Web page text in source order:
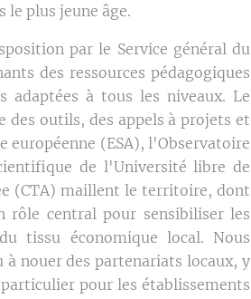
plus jeune âge.
par le Service général du
des ressources pédagogiques
adaptées à tous les niveaux. Le
des outils, des appels à projets et
européenne (ESA), l'Observatoire
de l'Université libre de
(CTA) maillent le territoire, dont
rôle central pour sensibiliser les
tissu économique local. Nous
à nouer des partenariats locaux, y
pour les établissements